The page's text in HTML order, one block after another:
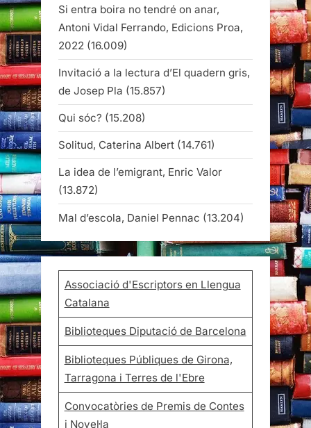
Si entra boira no tendré on anar,
Antoni Vidal Ferrando, Edicions Proa,
2022 (16.009)
Invitació a la lectura d’El quadern gris,
de Josep Pla (15.857)
Qui sóc? (15.208)
Solitud, Caterina Albert (14.761)
La idea de l’emigrant, Enric Valor
(13.872)
Mal d’escola, Daniel Pennac (13.204)
Associació d'Escriptors en Llengua
Catalana
Biblioteques Diputació de Barcelona
Biblioteques Públiques de Girona,
Tarragona i Terres de l'Ebre
Convocatòries de Premis de Contes
i Novel·la